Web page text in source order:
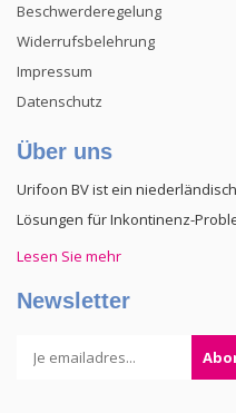
Beschwerderegelung
Widerrufsbelehrung
Impressum
Datenschutz
Über uns
Urifoon BV ist ein
Lösungen für Inkontinenz-
Lesen Sie mehr
Newsletter